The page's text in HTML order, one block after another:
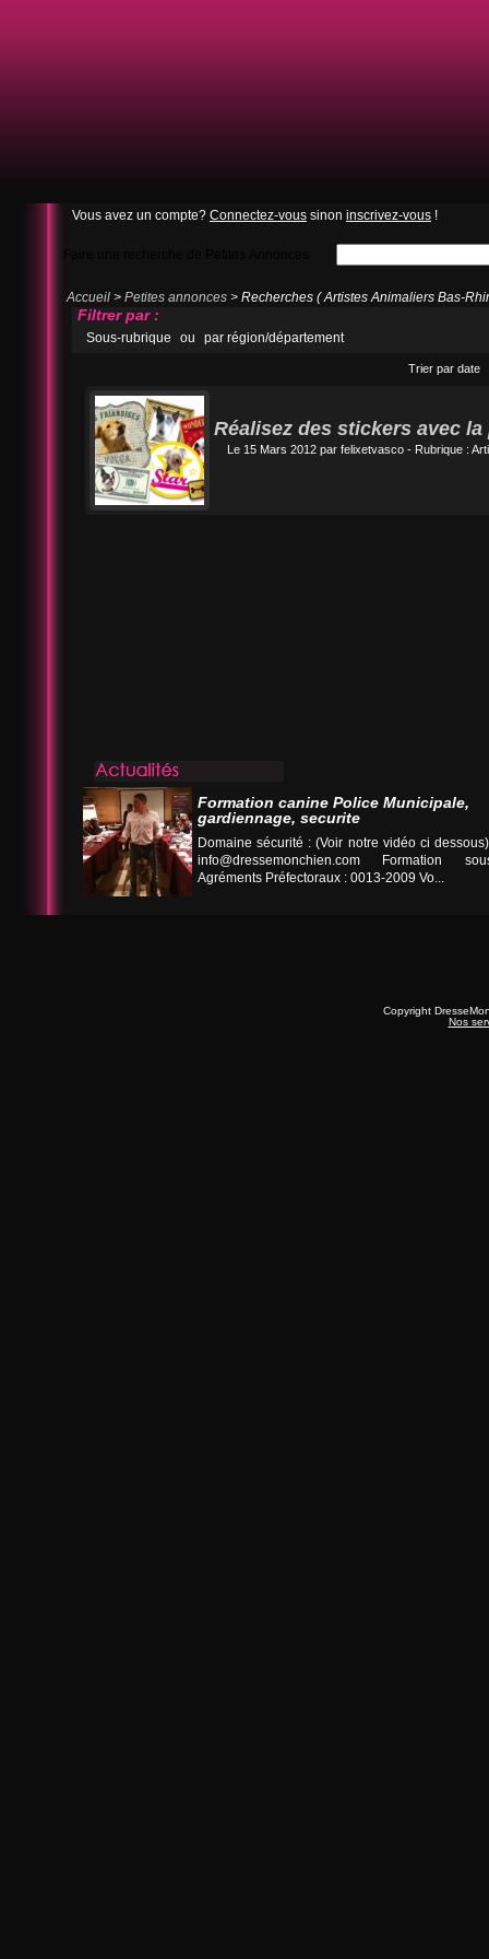
Vous avez un compte? Connectez-vous sinon inscrivez-vous !
Accueil > Petites annonces > Recherches ( Artistes Animaliers Bas-
Filtrer par :
Sous-rubrique ou par région/département
Trier par date
Réalisez des stickers avec
Le 15 Mars 2012 par felixetvasco - Rubrique :
Formation canine Police Municipale,
gardiennage, securite
Domaine sécurité : (Voir notre vidéo ci
info@dressemonchien.com Formation
Agréments Préfectoraux : 0013-2009 Vo...
Copyright
Nos